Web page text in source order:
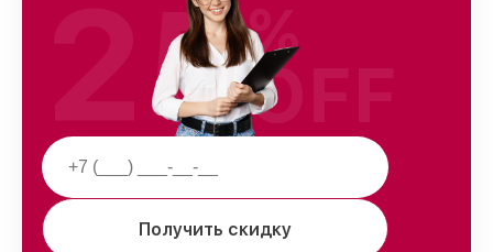
Получить скидку
25%
OFF